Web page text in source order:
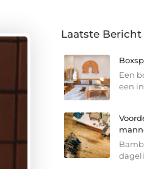
Laatste Bericht
Een
een